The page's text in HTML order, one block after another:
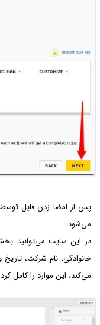
پس از امضا زدن فایل
می‌شود.
در این سایت می‌توانید
خانوادگی، نام شرکت،
می‌کند، این موارد را کامل